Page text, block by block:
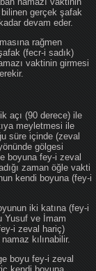
bilinen gerçek şafak
devam eder.
rağmen
(fecr-i sadık)
vaktinin girmesi
açı (90 derece) ile
meyletmesi ile
süre içinde (zeval
gölgesi
boyuna fey-i zeval
zaman öğle vakti
kendi boyuna (fey-i
iki katına (fey-i
Yusuf ve İmam
i zeval hariç)
kılınabilir.
boyu fey-i zeval